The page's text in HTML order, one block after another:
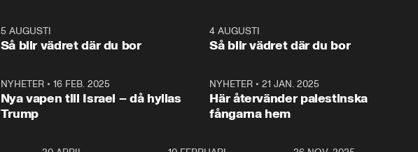
och Makten.
– Vi ställer upp i val. Ska vi
vara med så sitter vi förstås
1:06
5 AUGUSTI
Så blir vädret där du bor
4 AUGUSTI
Så blir vädret där du bor
NYHETER• 16 FEB. 2025
Nya vapen till Israel – då hyllas
Trump
NYHETER •21 JAN. 2025
Här återvänder palestinska
fångarna hem